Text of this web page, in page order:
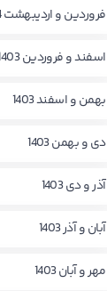
فروردین و اردیبهشت 1404
اسفند و فروردین 1403
بهمن و اسفند 1403
دی و بهمن 1403
آذر و دی 1403
آبان و آذر 1403
مهر و آبان 1403